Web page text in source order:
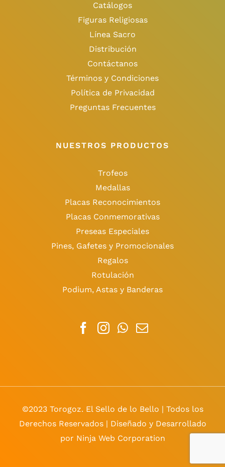
Catálogos
Figuras Religiosas
Línea Sacro
Distribución
Contáctanos
Términos y Condiciones
Política de Privacidad
Preguntas Frecuentes
NUESTROS PRODUCTOS
Trofeos
Medallas
Placas Reconocimientos
Placas Conmemorativas
Preseas Especiales
Pines, Gafetes y Promocionales
Regalos
Rotulación
Podium, Astas y Banderas
©2023 Torogoz. El Sello de lo Bello | Todos los
Derechos Reservados | Diseñado y Desarrollado
por Ninja Web Corporation